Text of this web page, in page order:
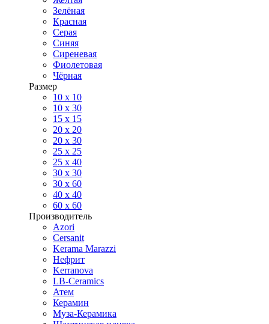
Зелёная
Красная
Серая
Синяя
Сиреневая
Фиолетовая
Чёрная
Размер
10 х 10
10 x 30
15 x 15
20 х 20
20 x 30
25 x 25
25 x 40
30 x 30
30 х 60
40 х 40
60 х 60
Производитель
Azori
Cersanit
Kerama Marazzi
Нефрит
Kerranova
LB-Ceramics
Атем
Керамин
Муза-Керамика